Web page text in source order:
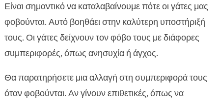
Είναι σημαντικό να καταλαβαίνουμε πότε οι γάτες μας
φοβούνται. Αυτό βοηθάει στην καλύτερη υποστήριξή
τους. Οι γάτες δείχνουν τον φόβο τους με διάφορες
συμπεριφορές, όπως ανησυχία ή άγχος.
Θα παρατηρήσετε μια αλλαγή στη συμπεριφορά τους
όταν φοβούνται. Αν γίνουν επιθετικές, όπως να